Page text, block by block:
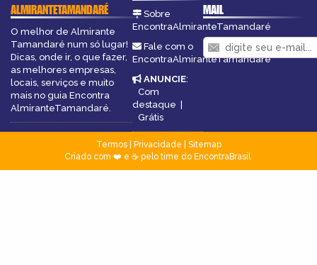
ALMIRANTETAMANDARÉ
O melhor de Almirante
Tamandaré num só lugar!
Dicas, onde ir, o que fazer,
as melhores empresas,
locais, serviços e muito
mais no guia Encontra
AlmiranteTamandaré.
Sobre
EncontraAlmiranteTamandaré
Fale com o
EncontraAlmiranteTamandaré
ANUNCIE:
Com
destaque |
Grátis
MAIL
Termos| Privacidade
Sitemap
Criado com ❤️ e ☕ pelo time do EncontraBrasil